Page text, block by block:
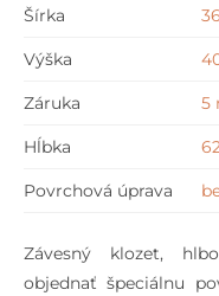
Šírka
Výška
Záruka 5
Hĺbka
Povrchová úprava
Závesný klozet,
objednať špeciálnu